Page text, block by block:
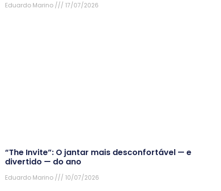
Eduardo Marino 17/07/2026
“The Invite”: O jantar mais desconfortável — e
divertido — do ano
Eduardo Marino 10/07/2026